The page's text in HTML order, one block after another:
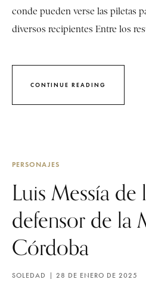
conde pueden verse las piletas
diversos recipientes Entre los
CONTINUE READING
PERSONAJES
Luis Messía de
defensor de la
Córdoba
SOLEDAD 28 DE ENERO DE 2025